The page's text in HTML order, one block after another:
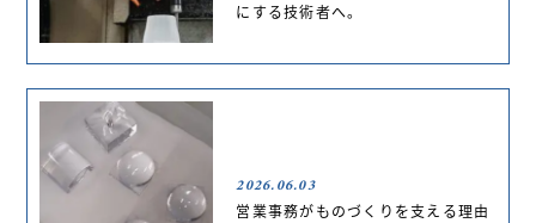
にする技術者へ。
2026.06.03
営業事務がものづくりを支える理由